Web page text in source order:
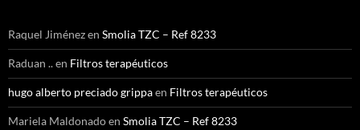
Raquel Jiménezen Smolia TZC – Ref 8233
Raduan ..en Filtros terapéuticos
hugo alberto preciado grippaen Filtros terapéuticos
Mariela Maldonadoen Smolia TZC – Ref 8233